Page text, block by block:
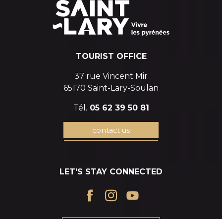
TOURIST OFFICE
37 rue Vincent Mir
65170 Saint-Lary-Soulan
Tél. 05 62 39 50 81
contact us
LET'S STAY CONNECTED